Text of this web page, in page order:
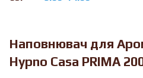
Наповнювач для
Hypno Casa PRIMA